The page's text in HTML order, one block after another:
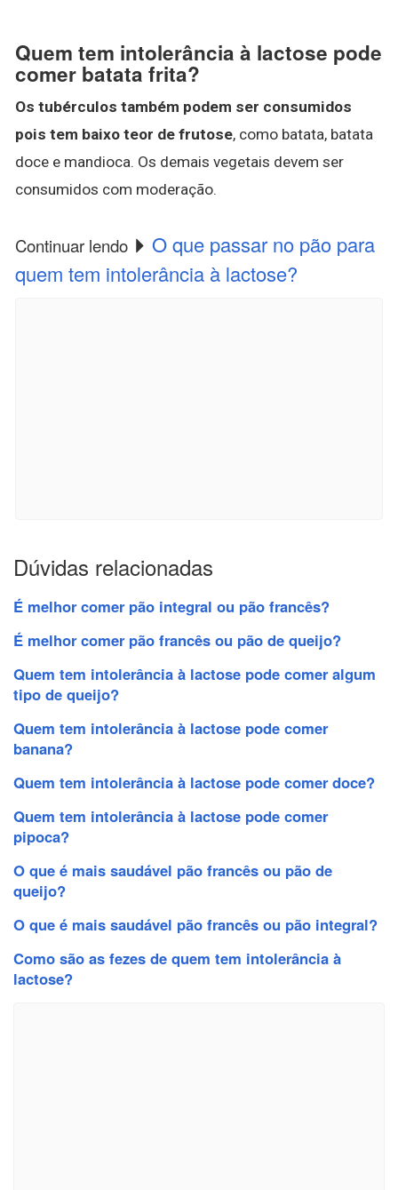
Quem tem intolerância à lactose pode
comer batata frita?
Os tubérculos também podem ser consumidos
pois tem baixo teor de frutose, como batata, batata
doce e mandioca. Os demais vegetais devem ser
consumidos com moderação.
Continuar lendo
O que passar no pão para
quem tem intolerância à lactose?
Dúvidas relacionadas
É melhor comer pão integral ou pão francês?
É melhor comer pão francês ou pão de queijo?
Quem tem intolerância à lactose pode comer algum
tipo de queijo?
Quem tem intolerância à lactose pode comer
banana?
Quem tem intolerância à lactose pode comer doce?
Quem tem intolerância à lactose pode comer
pipoca?
O que é mais saudável pão francês ou pão de
queijo?
O que é mais saudável pão francês ou pão integral?
Como são as fezes de quem tem intolerância à
lactose?